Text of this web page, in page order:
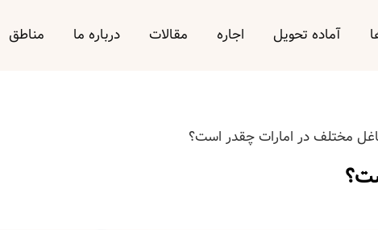
آماده تحویل اجاره مقالات درباره ما مناطق
مختلف در امارات چقدر است؟